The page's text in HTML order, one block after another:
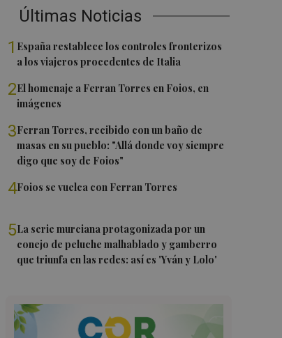
Últimas Noticias
1 España restablece los controles fronterizos
a los viajeros procedentes de Italia
2El homenaje a Ferran Torres en Foios, en
imágenes
3Ferran Torres, recibido con un baño de
masas en su pueblo: "Allá donde voy siempre
digo que soy de Foios"
4Foios se vuelca con Ferran Torres
5La serie murciana protagonizada por un
conejo de peluche malhablado y gamberro
que triunfa en las redes: así es 'Yván y Lolo'